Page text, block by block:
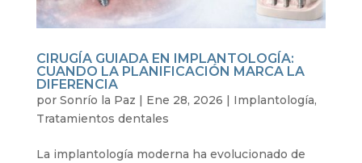
CIRUGÍA GUIADA EN IMPLANTOLOGÍA:
CUANDO LA PLANIFICACIÓN MARCA LA
DIFERENCIA
por Sonrío la Paz | Ene 28, 2026 | Implantología,
Tratamientos dentales
La implantología moderna ha evolucionado de